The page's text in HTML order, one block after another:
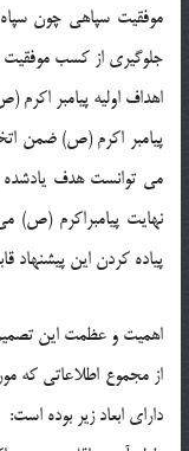
موفقیت سپاهى چون سپاه
جلوگیرى از کسب موفقیت
اهداف اولیه پیامبر اکرم
پیامبر اکرم (ص) ضمن
مى توانست هدف یادشده
نهایت پیامبراکرم
پیاده کردن این پیشنهاد
اهمیت و عظمت این
از مجموع اطلاعاتى که
داراى ابعاد زیر بوده است: